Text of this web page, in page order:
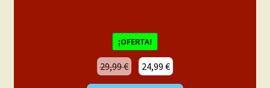
¡OFERTA!
29,99€
El 24,99€ El